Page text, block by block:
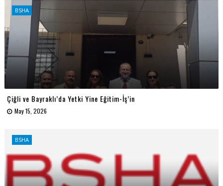
BSHA
Çiğli ve Bayraklı’da Yetki Yine Eğitim-İş’in
May 15, 2026
BSHA